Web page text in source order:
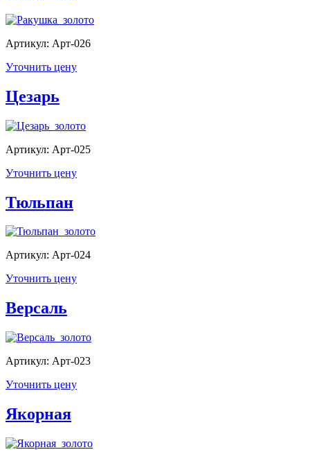
Артикул: Арт-026
Уточнить цену
Цезарь
Артикул: Арт-025
Уточнить цену
Тюльпан
Артикул: Арт-024
Уточнить цену
Версаль
Артикул: Арт-023
Уточнить цену
Якорная